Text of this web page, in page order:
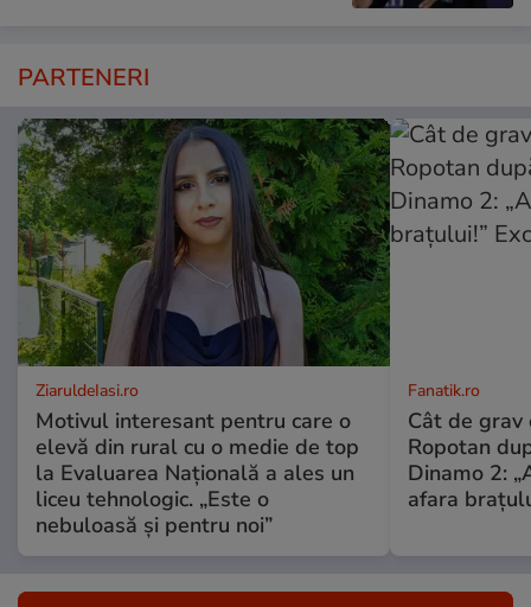
PARTENERI
ZiaruldeIasi.ro
Motivul interesant pentru care o
elevă din rural cu o medie de top
la Evaluarea Națională a ales un
liceu tehnologic. „Este o
nebuloasă și pentru noi”
Fanatik.ro
Cât de
Ropotan
Dinamo 2:
afara